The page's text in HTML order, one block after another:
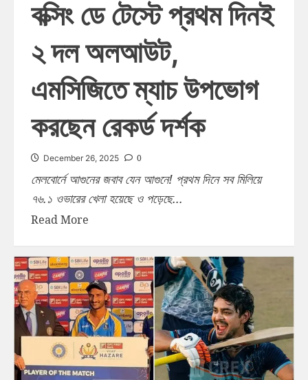
বক্সিং ডে টেস্টে প্রথম দিনই
২ দল অলআউট,
এমসিজিতে ম্যাচ উপভোগ
করছেন রেকর্ড দর্শক
December 26, 2025 0
মেলবোর্নে আগুনের জবাব যেন আগুনে! প্রথম দিনে সব মিলিয়ে
৭৬.১ ওভারের খেলা হয়েছে ও পড়েছে...
Read More